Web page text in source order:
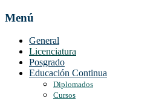
Menú
General
Licenciatura
Posgrado
Educación Continua
Diplomados
Cursos